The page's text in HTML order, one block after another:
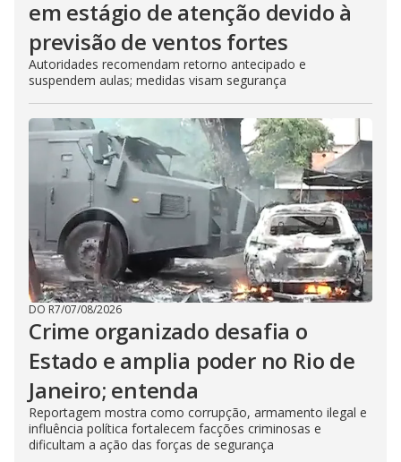
em estágio de atenção devido à
previsão de ventos fortes
Autoridades recomendam retorno antecipado e
suspendem aulas; medidas visam segurança
DO R7/07/08/2026
Crime organizado desafia o
Estado e amplia poder no Rio de
Janeiro; entenda
Reportagem mostra como corrupção, armamento ilegal e
influência política fortalecem facções criminosas e
dificultam a ação das forças de segurança